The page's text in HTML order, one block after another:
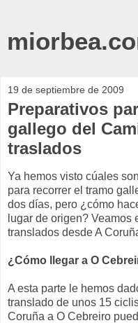
19 de septiembre de 2009
Preparativos
gallego del
traslados
Ya hemos visto cúales
para recorrer el tramo
dos días, pero ¿cómo
lugar de origen?
translados desde A
¿Cómo llegar a O
A esta parte le hemos
translado de unos 15
Coruña a O Cebreiro